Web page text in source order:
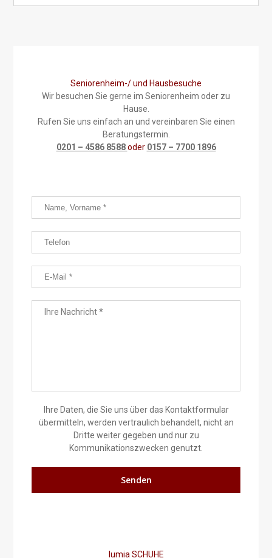
Seniorenheim-/ und Hausbesuche
Wir besuchen Sie gerne im Seniorenheim oder zu
Hause.
Rufen Sie uns einfach an und vereinbaren Sie einen
Beratungstermin.
0201 – 4586 8588oder 0157 – 7700 1896
Ihre Daten, die Sie uns über das Kontaktformular
übermitteln, werden vertraulich behandelt, nicht an
Dritte weiter gegeben und nur zu
Kommunikationszwecken genutzt.
lumia SCHUHE